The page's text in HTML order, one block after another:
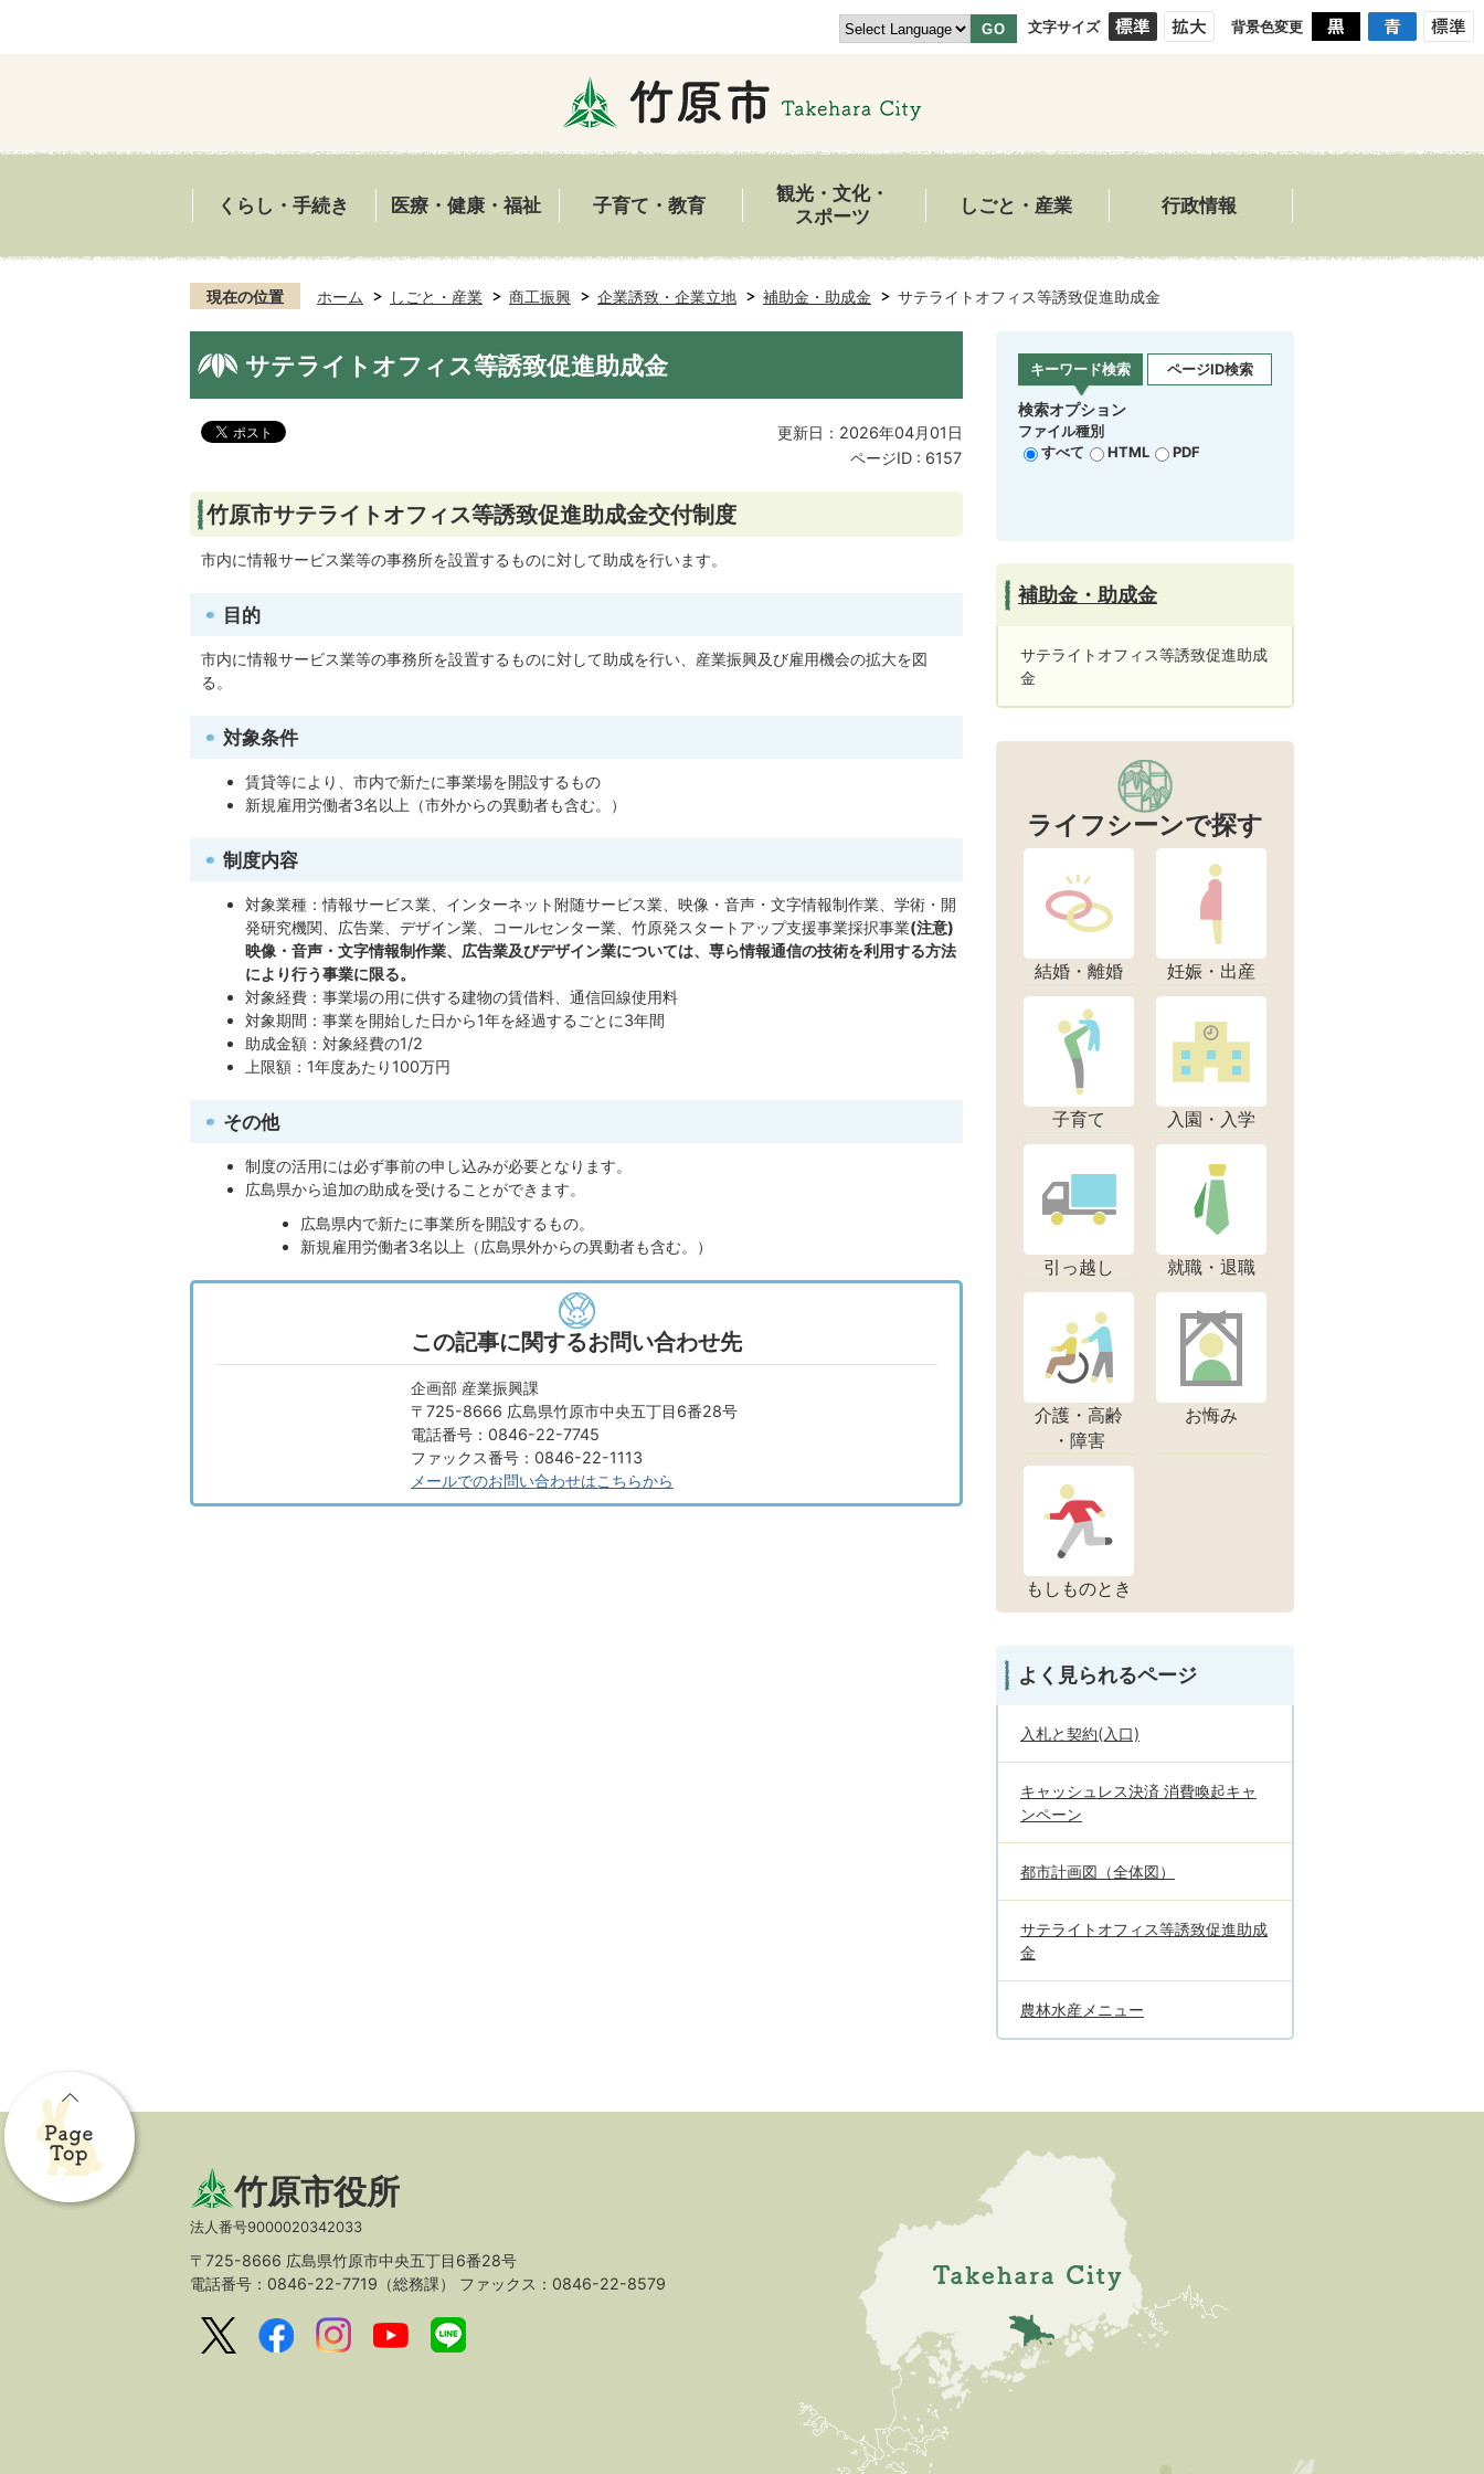
GO 文字サイズ 背景色変更
くらし・手続き 医療・健康・福祉 子育て・教育
観光・文化・
スポーツ
しごと・産業 行政情報
現在の位置 ホーム しごと・産業 商工振興 企業誘致・企業立地 補助金・助成金 サテライトオフィス等誘致促進助成金
サテライトオフィス等誘致促進助成金
更新日：2026年04月01日
ページID : 6157
竹原市サテライトオフィス等誘致促進助成金交付制度
市内に情報サービス業等の事務所を設置するものに対して助成を行います。
目的
市内に情報サービス業等の事務所を設置するものに対して助成を行い、産業振興及び雇用機会の拡大を図
る。
対象条件
賃貸等により、市内で新たに事業場を開設するもの
新規雇用労働者3名以上（市外からの異動者も含む。）
制度内容
対象業種：情報サービス業、インターネット附随サービス業、映像・音声・文字情報制作業、学術・開
発研究機関、広告業、デザイン業、コールセンター業、竹原発スタートアップ支援事業採択事業(注意)
映像・音声・文字情報制作業、広告業及びデザイン業については、専ら情報通信の技術を利用する方法
により行う事業に限る。
対象経費：事業場の用に供する建物の賃借料、通信回線使用料
対象期間：事業を開始した日から1年を経過するごとに3年間
助成金額：対象経費の1/2
上限額：1年度あたり100万円
その他
制度の活用には必ず事前の申し込みが必要となります。
広島県から追加の助成を受けることができます。
広島県内で新たに事業所を開設するもの。
新規雇用労働者3名以上（広島県外からの異動者も含む。）
この記事に関するお問い合わせ先
企画部 産業振興課
〒725-8666 広島県竹原市中央五丁目6番28号
電話番号：0846-22-7745
ファックス番号：0846-22-1113
メールでのお問い合わせはこちらから
キーワード検索 ページID検索
検索オプション
ファイル種別
すべて
HTML PDF
補助金・助成金
サテライトオフィス等誘致促進助成
金
ライフシーンで探す
結婚・離婚 妊娠・出産
子育て 入園・入学
引っ越し 就職・退職
介護・高齢
・障害
お悔み
もしものとき
よく見られるページ
入札と契約(入口)
キャッシュレス決済 消費喚起キャ
ンペーン
都市計画図（全体図）
サテライトオフィス等誘致促進助成
金
農林水産メニュー
竹原市役所
法人番号9000020342033
〒725-8666 広島県竹原市中央五丁目6番28号
電話番号：0846-22-7719（総務課） ファックス：0846-22-8579